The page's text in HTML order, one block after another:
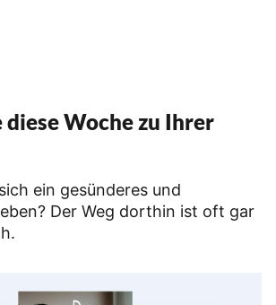
diese Woche zu Ihrer
ein gesünderes und
Der Weg dorthin ist oft gar